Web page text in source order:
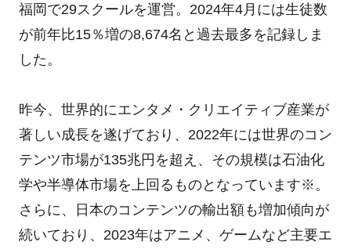
福岡で29スクールを運営。2024年4月には生徒数
が前年比15％増の8,674名と過去最多を記録しま
した。
昨今、世界的にエンタメ・クリエイティブ産業が
著しい成長を遂げており、2022年には世界のコン
テンツ市場が135兆円を超え、その規模は石油化
学や半導体市場を上回るものとなっています※。
さらに、日本のコンテンツの輸出額も増加傾向が
続いており、2023年はアニメ、ゲームなど主要エ